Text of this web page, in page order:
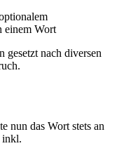
nach diversen
nun das Wort stets an
inkl.